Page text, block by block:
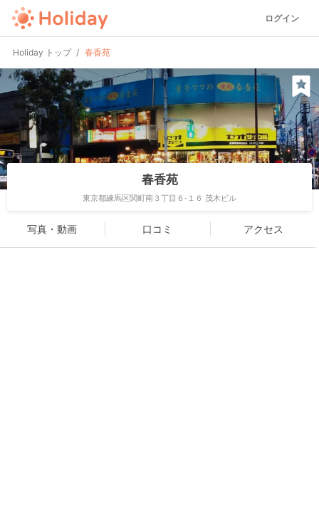
ログイン
Holiday トップ 春香苑
春香苑
東京都練馬区関町南３丁目６-１６ 茂木ビル
写真・動画 口コミ アクセス